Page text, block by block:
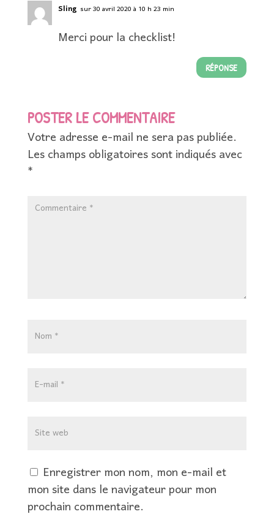
Sling sur 30 avril 2020 à 10 h 23 min
Merci pour la checklist!
RÉPONSE
POSTER LE COMMENTAIRE
Votre adresse e-mail ne sera pas publiée.
Les champs obligatoires sont indiqués avec
*
Enregistrer mon nom, mon e-mail et
mon site dans le navigateur pour mon
prochain commentaire.